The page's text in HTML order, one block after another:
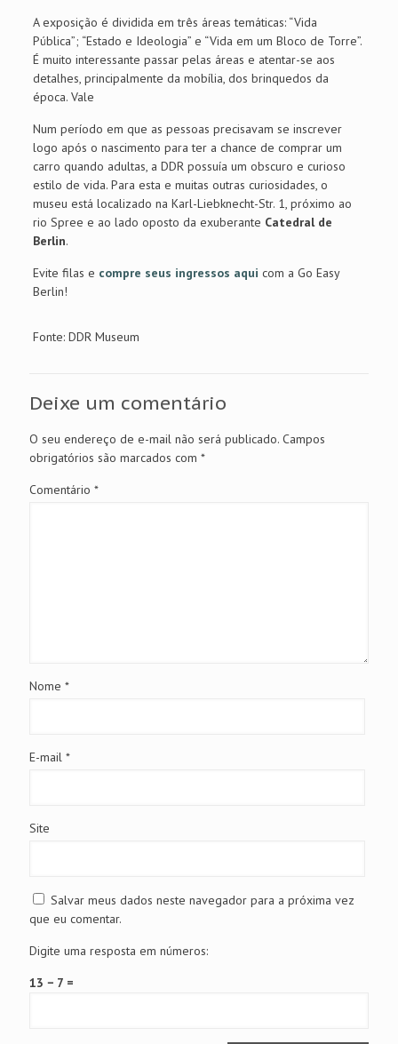
A exposição é dividida em três áreas temáticas: “Vida
Pública”; “Estado e Ideologia” e “Vida em um Bloco de Torre”.
É muito interessante passar pelas áreas e atentar-se aos
detalhes, principalmente da mobília, dos brinquedos da
época. Vale
Num período em que as pessoas precisavam se inscrever
logo após o nascimento para ter a chance de comprar um
carro quando adultas, a DDR possuía um obscuro e curioso
estilo de vida. Para esta e muitas outras curiosidades, o
museu está localizado na Karl-Liebknecht-Str. 1, próximo ao
rio Spree e ao lado oposto da exuberante Catedral de
Berlin.
Evite filas e compre seus ingressos aqui com a Go Easy
Berlin!
Fonte: DDR Museum
Deixe um comentário
O seu endereço de e-mail não será publicado. Campos
obrigatórios são marcados com *
Comentário *
Nome *
E-mail *
Site
Salvar meus dados neste navegador para a próxima vez
que eu comentar.
Digite uma resposta em números:
13 − 7 =